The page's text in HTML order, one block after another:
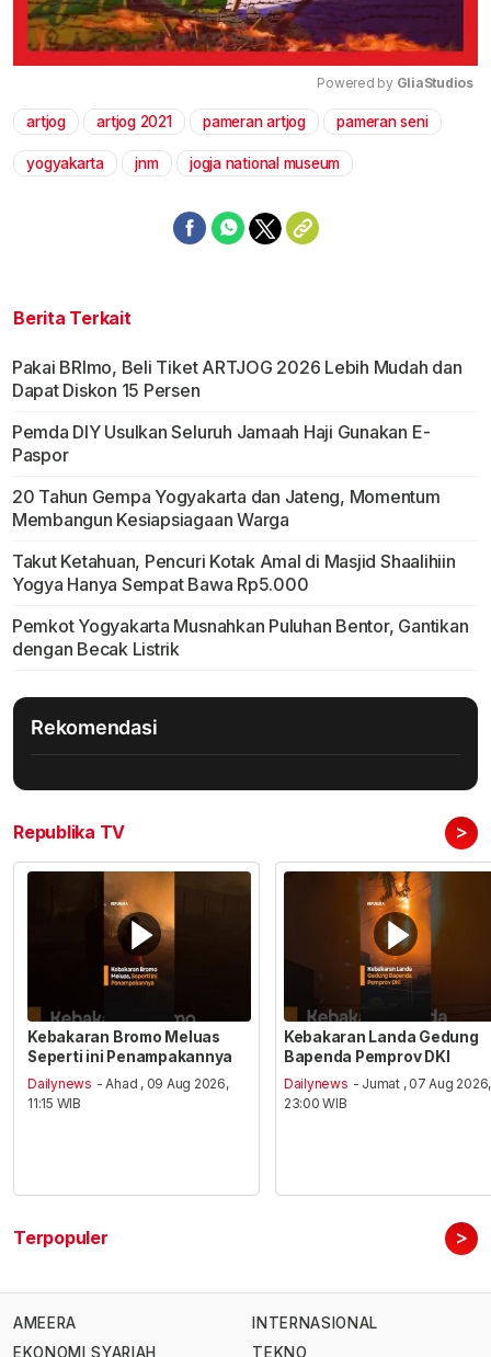
Mute
Powered by GliaStudios
artjog artjog 2021 pameran artjog pameran seni
yogyakarta jnm jogja national museum
Berita Terkait
Pakai BRImo, Beli Tiket ARTJOG 2026 Lebih Mudah dan
Dapat Diskon 15 Persen
Pemda DIY Usulkan Seluruh Jamaah Haji Gunakan E-
Paspor
20 Tahun Gempa Yogyakarta dan Jateng, Momentum
Membangun Kesiapsiagaan Warga
Takut Ketahuan, Pencuri Kotak Amal di Masjid Shaalihiin
Yogya Hanya Sempat Bawa Rp5.000
Pemkot Yogyakarta Musnahkan Puluhan Bentor, Gantikan
dengan Becak Listrik
Rekomendasi
Republika TV >
Kebakaran Bromo Meluas
Seperti ini Penampakannya
Dailynews - Ahad , 09 Aug 2026,
11:15 WIB
Kebakaran Landa Gedung
Bapenda Pemprov DKI
Dailynews - Jumat , 07 Aug 2026,
23:00 WIB
Terpopuler >
AMEERA
EKONOMI SYARIAH
INTERNASIONAL
TEKNO